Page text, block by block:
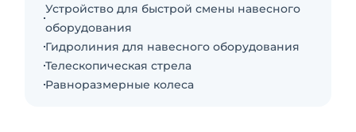
Устройство для быстрой смены навесного
оборудования
Гидролиния для навесного оборудования
Телескопическая стрела
Равноразмерные колеса